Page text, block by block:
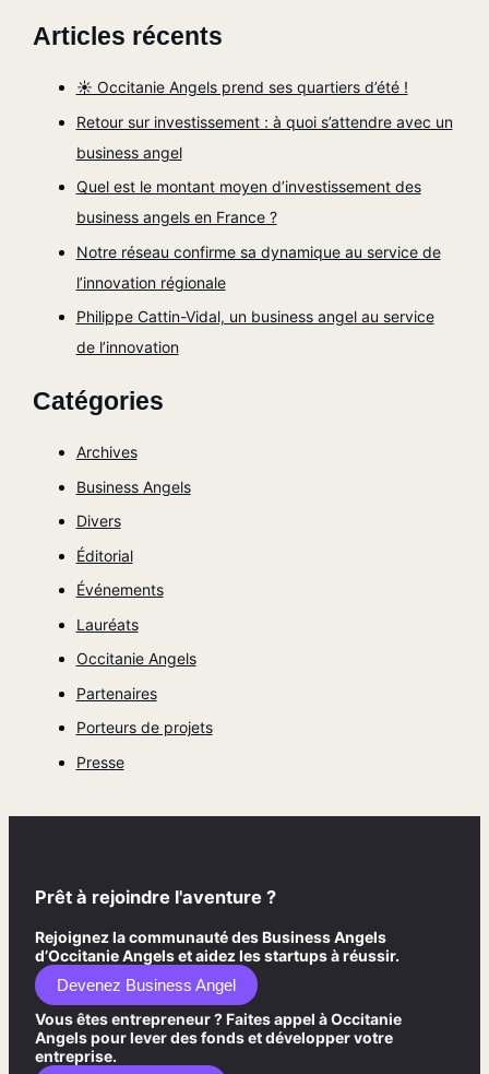
Articles récents
☀️ Occitanie Angels prend ses quartiers d’été !
Retour sur investissement : à quoi s’attendre avec un
business angel
Quel est le montant moyen d’investissement des
business angels en France ?
Notre réseau confirme sa dynamique au service de
l’innovation régionale
Philippe Cattin-Vidal, un business angel au service
de l’innovation
Catégories
Archives
Business Angels
Divers
Éditorial
Événements
Lauréats
Occitanie Angels
Partenaires
Porteurs de projets
Presse
Prêt à rejoindre l'aventure ?
Rejoignez la communauté des Business Angels
d’Occitanie Angels et aidez les startups à réussir.
Devenez Business Angel
Vous êtes entrepreneur ? Faites appel à Occitanie
Angels pour lever des fonds et développer votre
entreprise.